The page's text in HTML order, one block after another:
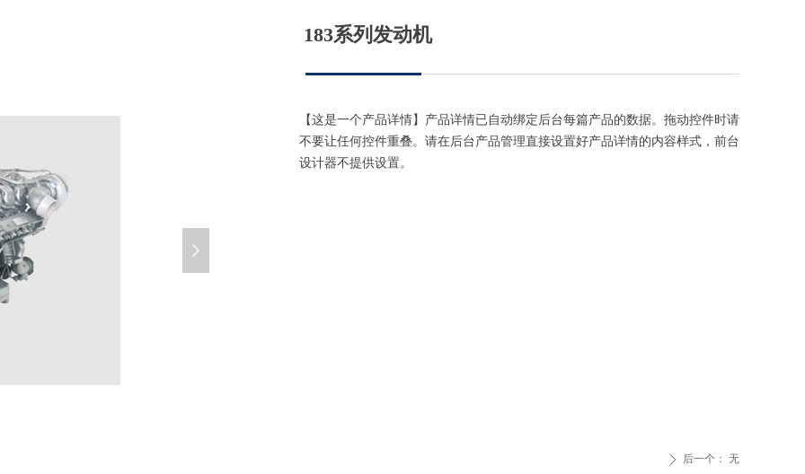
183系列发动机
ꄲ 后一个： 无
넲
【这是一个产品详情】产品详情已自动绑定后台每篇产品的数据。拖动控件时请
不要让任何控件重叠。请在后台产品管理直接设置好产品详情的内容样式，前台
设计器不提供设置。